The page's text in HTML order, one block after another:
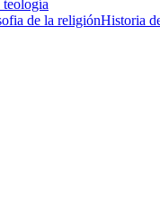
de la religiónHistoria